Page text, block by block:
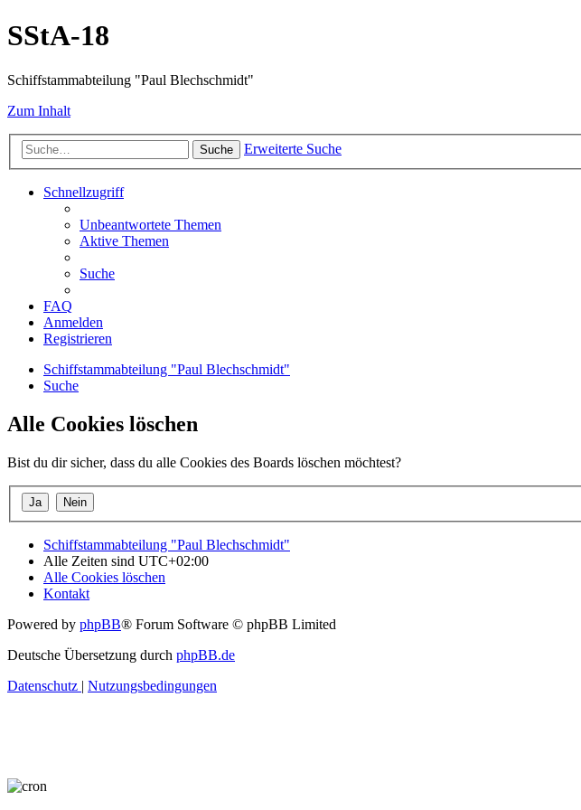
SStA-18
Schiffstammabteilung "Paul Blechschmidt"
Zum Inhalt
Suche Erweiterte Suche
Schnellzugriff
Unbeantwortete Themen
Aktive Themen
Suche
FAQ
Anmelden
Registrieren
Schiffstammabteilung "Paul Blechschmidt"
Suche
Alle Cookies löschen
Bist du dir sicher, dass du alle Cookies des Boards löschen möchtest?
Schiffstammabteilung "Paul Blechschmidt"
Alle Zeiten sind UTC+02:00
Alle Cookies löschen
Kontakt
Powered by phpBB® Forum Software © phpBB Limited
Deutsche Übersetzung durch phpBB.de
Datenschutz | Nutzungsbedingungen